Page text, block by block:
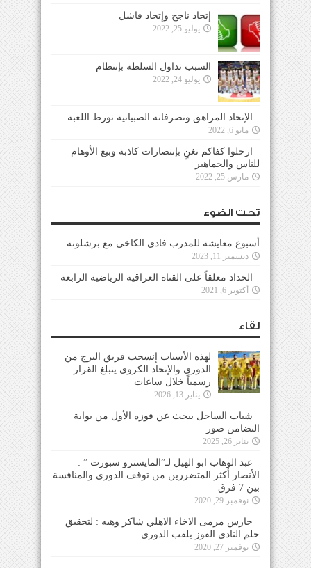
إتحاد ناجح وإتحاد فاشل
يوليو 25, 2022
السبب تداول السلطة بإنتظام
يوليو 24, 2022
الإتحاد المراهق وتصرفاته الصبيانية تورط اللعبة
مايو 6, 2022
ارحلوا كفاكم تغنٍ بإنتصارات كاذبة وبيع الأوهام
للناس والجماهير
مارس 25, 2022
تحت الضوء
أسبوع معايشة للمدرب فادي الكاخي مع برشلونة
ديسمبر 11, 2023
الحداد معلقاً على القناة العراقية الرياضية الرابعة
أكتوبر 6, 2021
لقاء
لهذه الأسباب إنسحب فريق البرج من
الدوري والإتحاد الكروي يتبلغ القرار
رسمياً خلال ساعات
يناير 13, 2026
شباب الساحل يبحث عن فوزه الأول من بوابة
التضامن صور
يناير 26, 2025
عبد الوهاب ابو الهيل لـ”المايسترو سبورت ” :
الأنصار أكثر المتضررين من توقف الدوري والمنافسة
بين 7 فرق
نوفمبر 29, 2020
حارس مرمى الاخاء الاهلي شاكر وهبه : لتحقيق
حلم النادي الفوز بلقب الدوري
نوفمبر 27, 2020